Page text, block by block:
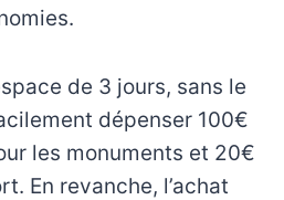
de 3 jours, sans le
dépenser 100€
les monuments et 20€
En revanche, l’achat